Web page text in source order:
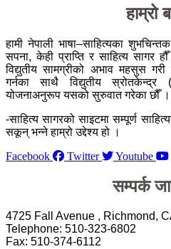
हाम्रो
हामी नेपाली भाषा–साहित्यका
सपना, केही प्राप्ति र साहित्य सागर
विद्युतीय सामग्रीको अभाव महसुस गरी
गर्नका साथै विद्युतीय
योजनाअनुरूप यसको सुरुवात गरेका छौँ ।
-साहित्य सागरको साइटमा सम्पूर्ण
सकून् भन्ने हाम्रो उद्देश्य हो ।
Facebook
Twitter Youtube
सम्पर्क
4725 Fall Avenue , Richmond,
Telephone: 510-323-6802
Fax: 510-374-6112